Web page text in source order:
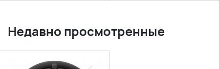
Недавно просмотренные